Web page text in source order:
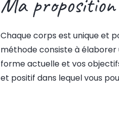
Chaque corps est unique et
méthode consiste à
forme actuelle et vos
et positif dans lequel vous